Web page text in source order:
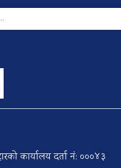
कार्यालय दर्ता नं: ०००४३